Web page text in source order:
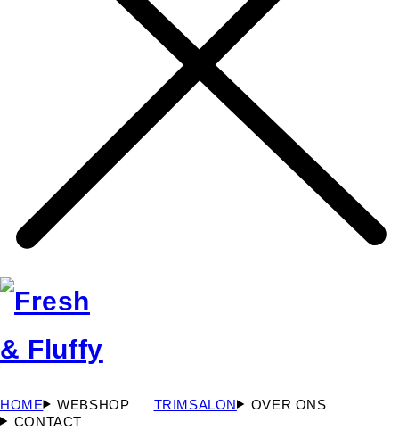
HOME WEBSHOP TRIMSALON
OVER ONS
CONTACT